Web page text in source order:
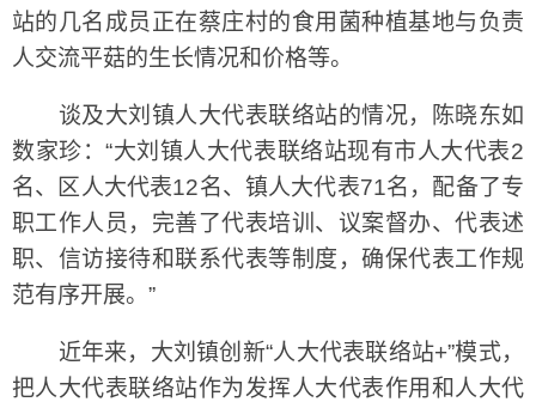
站的几名成员正在蔡庄村的食用菌种植基地与负责
人交流平菇的生长情况和价格等。
谈及大刘镇人大代表联络站的情况，陈晓东如
数家珍：“大刘镇人大代表联络站现有市人大代表2
名、区人大代表12名、镇人大代表71名，配备了专
职工作人员，完善了代表培训、议案督办、代表述
职、信访接待和联系代表等制度，确保代表工作规
范有序开展。”
近年来，大刘镇创新“人大代表联络站+”模式，
把人大代表联络站作为发挥人大代表作用和人大代